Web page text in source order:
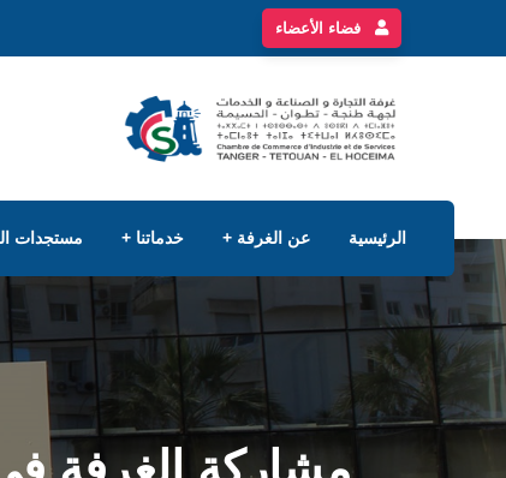
فضاء الأعضاء
الرئيسية عن الغرفة خدماتنا مستجدات